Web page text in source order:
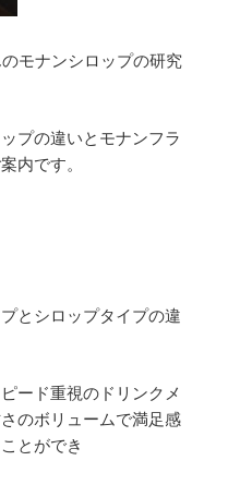
モナンシロップの研究
プの違いとモナンフラ
内です。
とシロップタイプの違
ード重視のドリンクメ
のボリュームで満足感
とができ